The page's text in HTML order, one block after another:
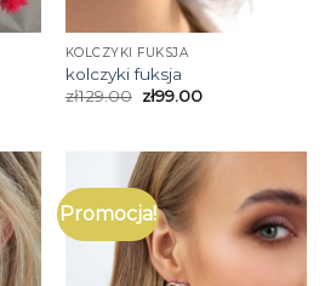
KOLCZYKI FUKSJA
kolczyki fuksja
zł129.00 zł99.00
Promocja!